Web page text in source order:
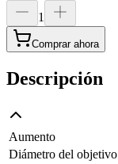
1
Comprar ahora
Descripción
Aumento
Diámetro del objetivo